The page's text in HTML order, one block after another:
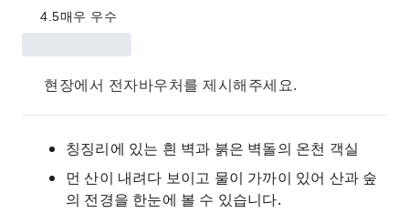
4.5매우 우수
현장에서 전자바우처를 제시해주세요.
칭징리에 있는 흰 벽과 붉은 벽돌의 온천 객실
먼 산이 내려다 보이고 물이 가까이 있어 산과 숲
의 전경을 한눈에 볼 수 있습니다.